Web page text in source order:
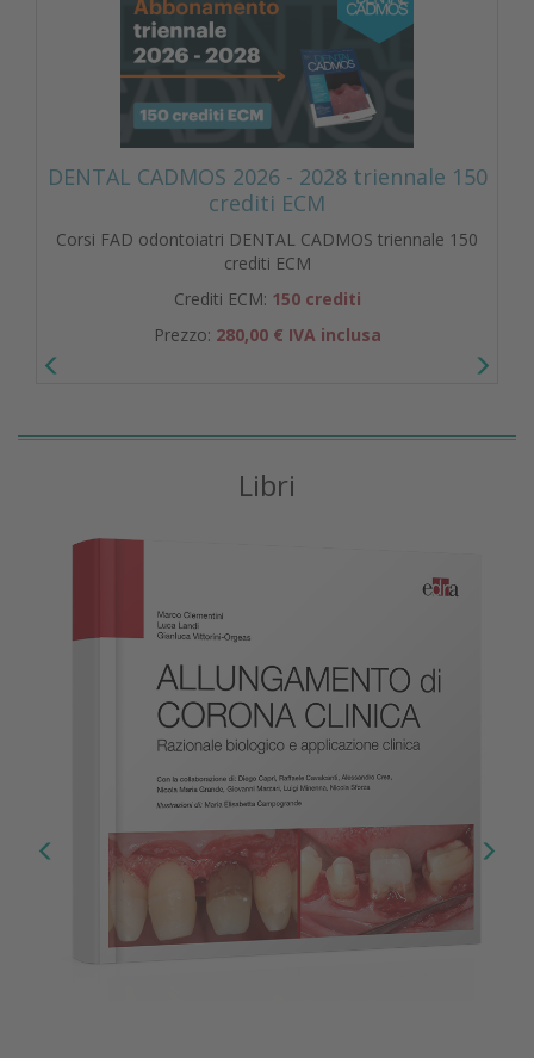
DENTAL CADMOS 2026 - 2028 triennale 150
crediti ECM
Corsi FAD odontoiatri DENTAL CADMOS triennale 150
crediti ECM
Crediti ECM: 150 crediti
Prezzo: 280,00 € IVA inclusa
Libri